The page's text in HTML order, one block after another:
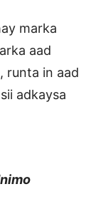
marka
aad
runta in aad
adkaysa